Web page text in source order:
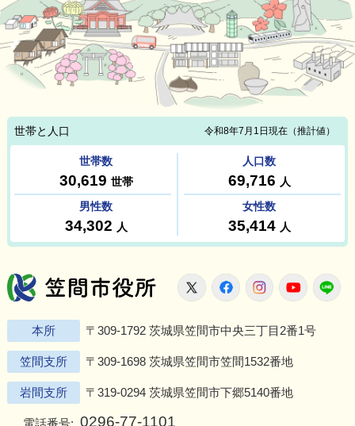
笠間市役所
X FacebookInstagram
本所 〒309-1792 茨城県笠間市中央三丁目2番1号
笠間支所 〒309-1698 茨城県笠間市笠間1532番地
岩間支所 〒319-0294 茨城県笠間市下郷5140番地
0296-77-1101